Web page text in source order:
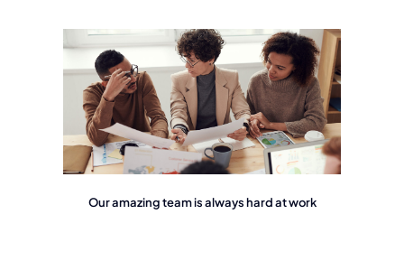
Our amazing team is always hard at work